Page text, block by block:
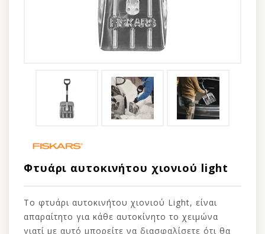
Φτυάρι αυτοκινήτου χιονιού light
Το φτυάρι αυτοκινήτου χιονιού Light, είναι
απαραίτητο για κάθε αυτοκίνητο το χειμώνα
γιατί με αυτό μπορείτε να διασφαλίσετε ότι θα